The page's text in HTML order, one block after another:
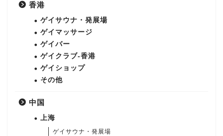
香港
ゲイサウナ・発展場
ゲイマッサージ
ゲイバー
ゲイクラブ-香港
ゲイショップ
その他
中国
上海
ゲイサウナ・発展場